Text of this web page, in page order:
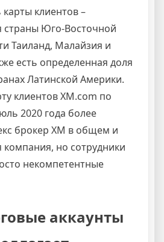
клиентов –
страны Юго-Восточной
Таиланд, Малайзия и
есть определенная доля
Латинской Америки.
клиентов XM.com по
2020 года более
брокер ХМ в общем и
но сотрудники
некомпетентные
аккаунты